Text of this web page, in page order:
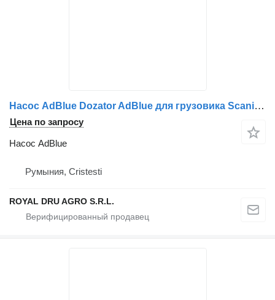
Насос AdBlue Dozator AdBlue для грузовика Scania 1753208 2001791 F00BH201XX
Цена по запросу
Насос AdBlue
Румыния, Cristesti
ROYAL DRU AGRO S.R.L.